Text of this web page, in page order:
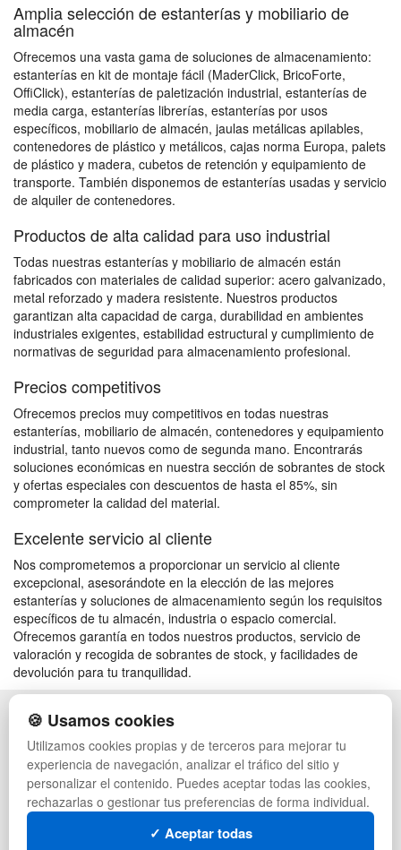
Amplia selección de estanterías y mobiliario de
almacén
Ofrecemos una vasta gama de soluciones de almacenamiento:
estanterías en kit de montaje fácil (MaderClick, BricoForte,
OffiClick), estanterías de paletización industrial, estanterías de
media carga, estanterías librerías, estanterías por usos
específicos, mobiliario de almacén, jaulas metálicas apilables,
contenedores de plástico y metálicos, cajas norma Europa, palets
de plástico y madera, cubetos de retención y equipamiento de
transporte. También disponemos de estanterías usadas y servicio
de alquiler de contenedores.
Productos de alta calidad para uso industrial
Todas nuestras estanterías y mobiliario de almacén están
fabricados con materiales de calidad superior: acero galvanizado,
metal reforzado y madera resistente. Nuestros productos
garantizan alta capacidad de carga, durabilidad en ambientes
industriales exigentes, estabilidad estructural y cumplimiento de
normativas de seguridad para almacenamiento profesional.
Precios competitivos
Ofrecemos precios muy competitivos en todas nuestras
estanterías, mobiliario de almacén, contenedores y equipamiento
industrial, tanto nuevos como de segunda mano. Encontrarás
soluciones económicas en nuestra sección de sobrantes de stock
y ofertas especiales con descuentos de hasta el 85%, sin
comprometer la calidad del material.
Excelente servicio al cliente
Nos comprometemos a proporcionar un servicio al cliente
excepcional, asesorándote en la elección de las mejores
estanterías y soluciones de almacenamiento según los requisitos
específicos de tu almacén, industria o espacio comercial.
Ofrecemos garantía en todos nuestros productos, servicio de
valoración y recogida de sobrantes de stock, y facilidades de
devolución para tu tranquilidad.
POLÍTICA DE PRIVACIDAD
CONDICIONES DE USO
CAMBIOS Y DEVOLUCIONES
CONTACTO
QUIENES SOMOS
MAPA WEB
PREGUNTAS FRECUENTES
PALETS DE PLÁSTICO
MANUTENCIÓN
GESTIÓN DE RESIDUOS
PALETS
CONTENEDORES DE PLÁSTICO
LIQUIDACIÓN Y SOBRANTES
🍪 Usamos cookies
Utilizamos cookies propias y de terceros para mejorar tu
experiencia de navegación, analizar el tráfico del sitio y
personalizar el contenido. Puedes aceptar todas las cookies,
rechazarlas o gestionar tus preferencias de forma individual.
✓ Aceptar todas